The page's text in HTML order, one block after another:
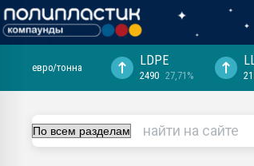
28.07.2026 "Технониколь" довольна
евро/тонна LDPE
2490 27,71%